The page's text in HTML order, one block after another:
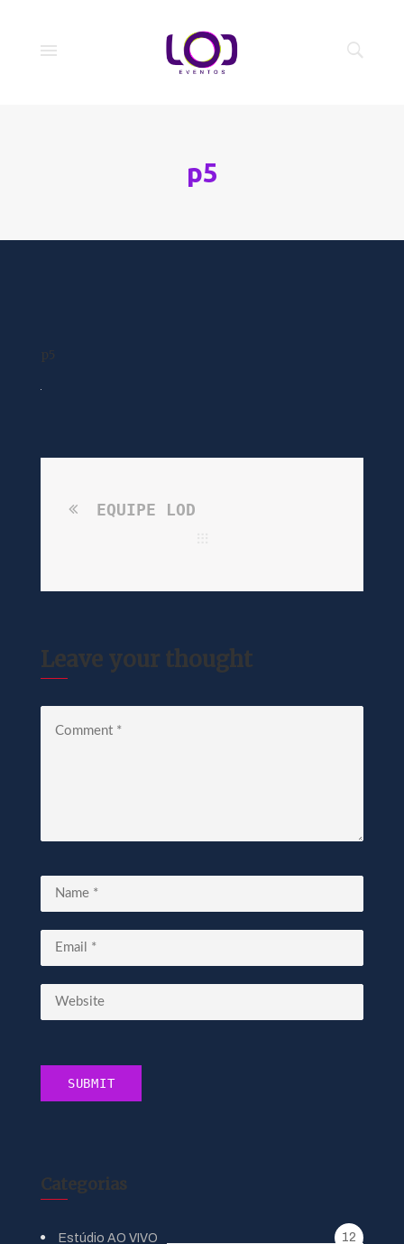
p5
p5
EQUIPE LOD
Leave your thought
Categorias
Estúdio AO VIVO 12